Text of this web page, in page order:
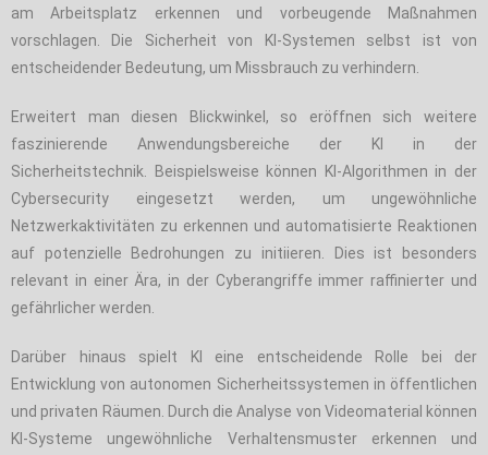
am Arbeitsplatz erkennen und vorbeugende Maßnahmen
vorschlagen. Die Sicherheit von KI-Systemen selbst ist von
entscheidender Bedeutung, um Missbrauch zu verhindern.
Erweitert man diesen Blickwinkel, so eröffnen sich weitere
faszinierende Anwendungsbereiche der KI in der
Sicherheitstechnik. Beispielsweise können KI-Algorithmen in der
Cybersecurity eingesetzt werden, um ungewöhnliche
Netzwerkaktivitäten zu erkennen und automatisierte Reaktionen
auf potenzielle Bedrohungen zu initiieren. Dies ist besonders
relevant in einer Ära, in der Cyberangriffe immer raffinierter und
gefährlicher werden.
Darüber hinaus spielt KI eine entscheidende Rolle bei der
Entwicklung von autonomen Sicherheitssystemen in öffentlichen
und privaten Räumen. Durch die Analyse von Videomaterial können
KI-Systeme ungewöhnliche Verhaltensmuster erkennen und